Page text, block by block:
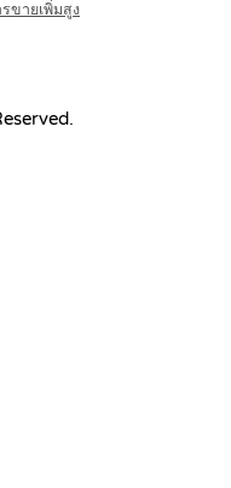
รขายเพิ่มสูง